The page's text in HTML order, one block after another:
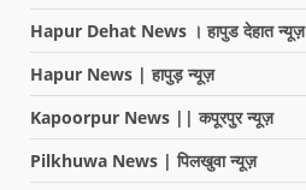
Hapur Dehat News । हापुड देहात न्यूज़
Hapur News | हापुड़ न्यूज़
Kapoorpur News || कपूरपुर न्यूज़
Pilkhuwa News | पिलखुवा न्यूज़